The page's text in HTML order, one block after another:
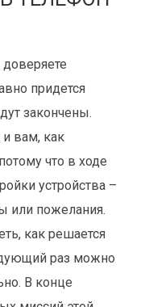
придется
закончены.
и вам, как
что в ходе
устройства –
или пожелания.
как решается
раз можно
В конце